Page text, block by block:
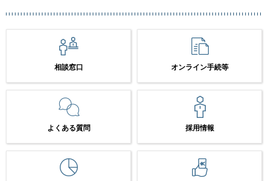
相談窓口 オンライン手続等
よくある質問 採用情報